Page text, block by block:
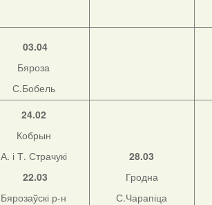
03.04
Бяроза
С.Бобель
24.02
Кобрын
А. і Т. Страчукі
22.03
Бярозаўскі р-н
28.03
Гродна
С.Чарапіца